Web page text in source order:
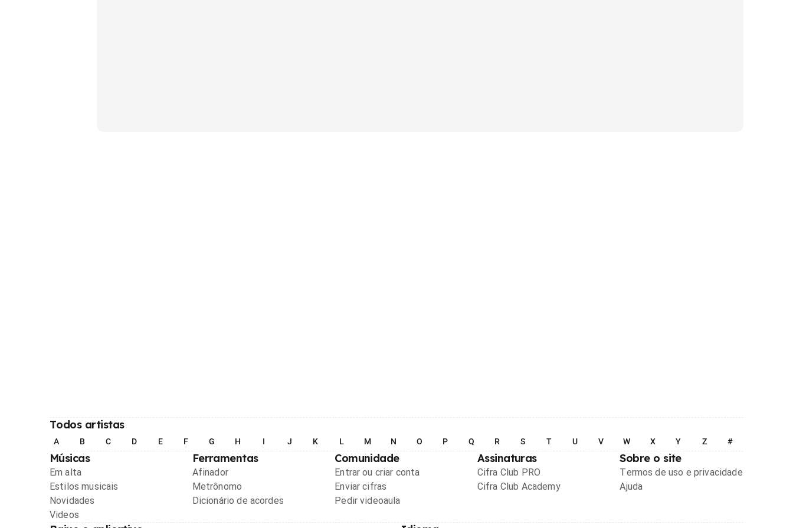
Todos artistas
A B C D E F G H I J K L M N O P Q R S T U V W X Y Z #
Músicas
Em alta
Estilos musicais
Novidades
Videos
Ferramentas
Afinador
Metrônomo
Dicionário de acordes
Comunidade
Entrar ou criar conta
Enviar cifras
Pedir videoaula
Assinaturas
Cifra Club PRO
Cifra Club Academy
Sobre o site
Termos de uso e privacidade
Ajuda